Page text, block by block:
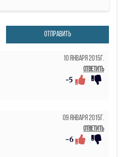
ОТПРАВИТЬ
10 Января 2015г.
Ответить
-5
09 Января 2015г.
Ответить
-6